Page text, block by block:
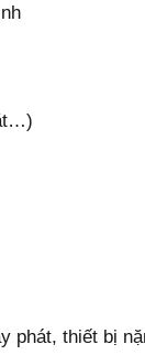
phát, thiết bị